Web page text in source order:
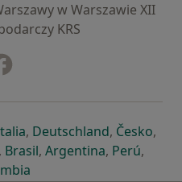
w Warszawie XII
KRS
karcie
w nowej karcie
się w nowej karcie
otwiera się w nowej
, Deutschlandotwiera się
, Česko,
karcie
się w nowej karcie
się w nowej karcie
, Brasilotwiera się w nowej
, Argentinaotwiera się
, Perú,